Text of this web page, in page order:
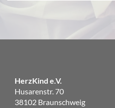
HerzKind e.V.
Husarenstr. 70
38102 Braunschweig